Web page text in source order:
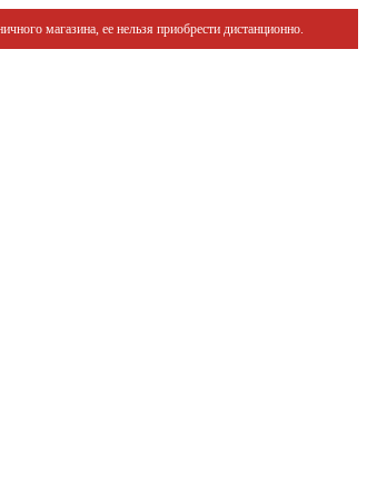
магазина, ее нельзя приобрести дистанционно.